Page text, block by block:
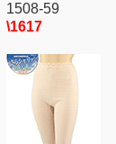
1508-59
\1617